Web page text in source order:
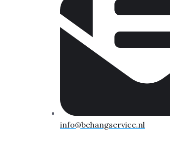
info@behangservice.nl